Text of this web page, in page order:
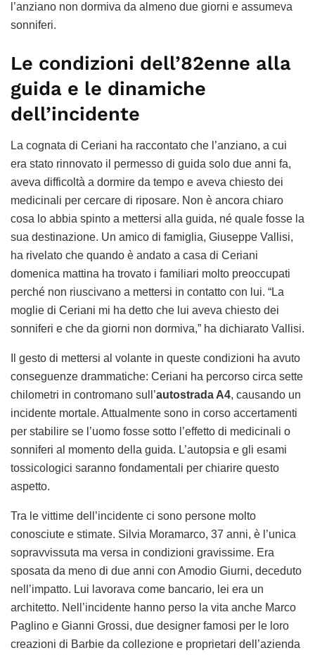
l’anziano non dormiva da almeno due giorni e assumeva
sonniferi.
Le condizioni dell’82enne alla
guida e le dinamiche
dell’incidente
La cognata di Ceriani ha raccontato che l’anziano, a cui
era stato rinnovato il permesso di guida solo due anni fa,
aveva difficoltà a dormire da tempo e aveva chiesto dei
medicinali per cercare di riposare. Non è ancora chiaro
cosa lo abbia spinto a mettersi alla guida, né quale fosse la
sua destinazione. Un amico di famiglia, Giuseppe Vallisi,
ha rivelato che quando è andato a casa di Ceriani
domenica mattina ha trovato i familiari molto preoccupati
perché non riuscivano a mettersi in contatto con lui. “La
moglie di Ceriani mi ha detto che lui aveva chiesto dei
sonniferi e che da giorni non dormiva,” ha dichiarato Vallisi.
Il gesto di mettersi al volante in queste condizioni ha avuto
conseguenze drammatiche: Ceriani ha percorso circa sette
chilometri in contromano sull’autostrada A4, causando un
incidente mortale. Attualmente sono in corso accertamenti
per stabilire se l’uomo fosse sotto l’effetto di medicinali o
sonniferi al momento della guida. L’autopsia e gli esami
tossicologici saranno fondamentali per chiarire questo
aspetto.
Tra le vittime dell’incidente ci sono persone molto
conosciute e stimate. Silvia Moramarco, 37 anni, è l’unica
sopravvissuta ma versa in condizioni gravissime. Era
sposata da meno di due anni con Amodio Giurni, deceduto
nell’impatto. Lui lavorava come bancario, lei era un
architetto. Nell’incidente hanno perso la vita anche Marco
Paglino e Gianni Grossi, due designer famosi per le loro
creazioni di Barbie da collezione e proprietari dell’azienda